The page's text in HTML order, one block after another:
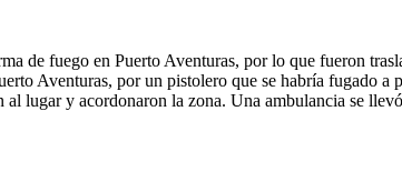
de fuego en Puerto Aventuras, por lo que fueron
Aventuras, por un pistolero que se habría fugado a
lugar y acordonaron la zona. Una ambulancia se